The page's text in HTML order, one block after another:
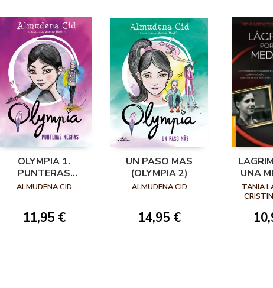
OLYMPIA 1.
PUNTERAS
NEGRAS
ALMUDENA CID
11,95 €
UN PASO MAS
(OLYMPIA 2)
ALMUDENA CID
14,95 €
UNA
TANIA